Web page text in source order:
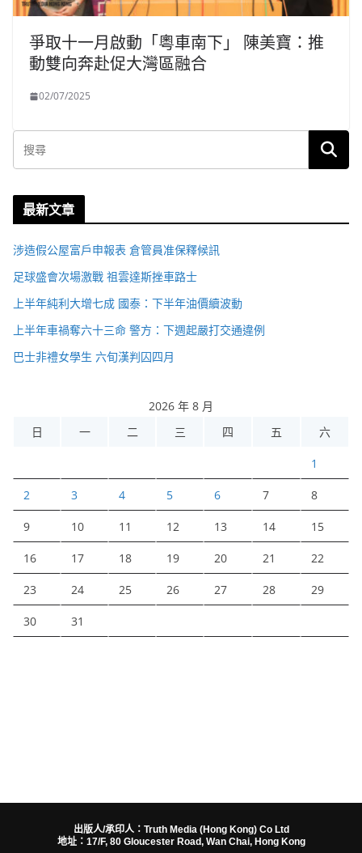
爭取十一月啟動「粵車南下」 陳美寶：推
動雙向奔赴促大灣區融合
02/07/2025
最新文章
涉造假公屋富戶申報表 倉管員准保釋候訊
足球盛會次場激戰 祖雲達斯挫車路士
上半年純利大增七成 國泰：下半年油價續波動
上半年車禍奪六十三命 警方：下週起嚴打交通違例
巴士非禮女學生 六旬漢判囚四月
2026 年 8 月
日
一 二 三 四 五 六
1
2 3 4 5 6 7 8
9 10 11 12 13 14 15
16 17 18 19 20 21 22
23 24 25 26 27 28 29
30 31
出版人/承印人：Truth Media (Hong Kong) Co Ltd
地址：17/F, 80 Gloucester Road, Wan Chai, Hong Kong